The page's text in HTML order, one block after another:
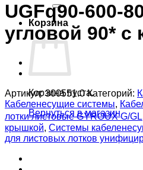
Корзина
Корзина пуста.
Вернуться в магазин
UGFq90-600-
угловой 90*
Артикул:300551.0 Категорий:
Кабеленесущие системы,
лотки листовые GYROUX G/GL
крышкой, Системы
для листовых лотков